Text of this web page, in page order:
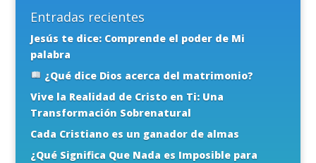
Entradas recientes
Jesús te dice: Comprende el poder de Mi
palabra
¿Qué dice Dios acerca del matrimonio?
Vive la Realidad de Cristo en Ti: Una
Transformación Sobrenatural
Cada Cristiano es un ganador de almas
¿Qué Significa Que Nada es Imposible para